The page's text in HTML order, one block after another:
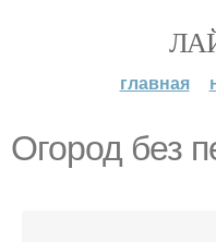
главная
Огород без